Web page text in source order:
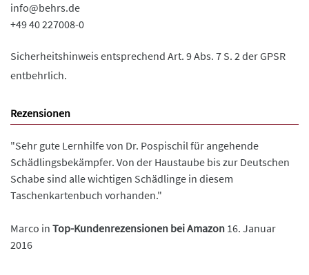
info@behrs.de
+49 40 227008-0
Sicherheitshinweis entsprechend Art. 9 Abs. 7 S. 2 der GPSR
entbehrlich.
Rezensionen
"Sehr gute Lernhilfe von Dr. Pospischil für angehende
Schädlingsbekämpfer. Von der Haustaube bis zur Deutschen
Schabe sind alle wichtigen Schädlinge in diesem
Taschenkartenbuch vorhanden."
Marco in Top-Kundenrezensionen bei Amazon 16. Januar
2016